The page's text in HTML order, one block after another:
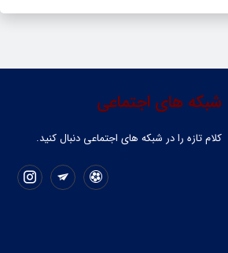
شبکه های اجتماعی
کلام تازه را در شبکه ‌های اجتماعی دنبال کنید.